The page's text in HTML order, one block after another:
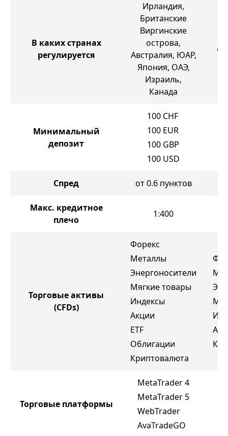
В каких странах
регулируется
Ирландия,
Британские
Виргинские
острова,
Австралия, ЮАР,
Япония, ОАЭ,
Израиль,
Канада
Минимальный
депозит
100 CHF
100 EUR
100 GBP
100 USD
Спред от 0.6 пунктов
Макс. кредитное
плечо
1:400
Торговые активы
(CFDs)
Форекс
Металлы
Энергоносители
Мягкие товары
Индексы
Акции
ETF
Облигации
Криптовалюта
Торговые платформы
MetaTrader 4
MetaTrader 5
WebTrader
AvaTradeGO